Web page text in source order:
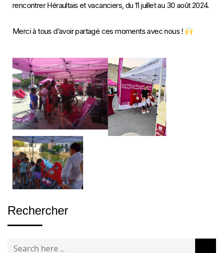
rencontrer Héraultais et vacanciers, du 11 juillet au 30 août 2024.
Merci à tous d’avoir partagé ces moments avec nous !
Rechercher